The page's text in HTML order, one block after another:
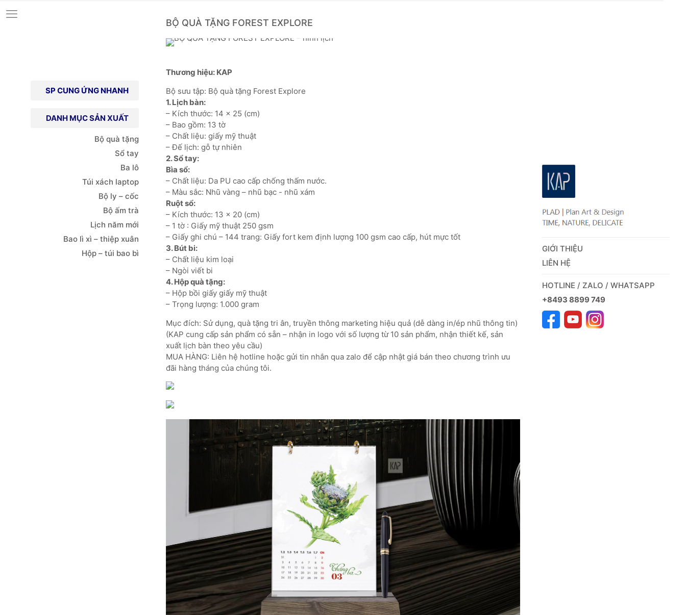
BỘ QUÀ TẶNG FOREST EXPLORE
Thương hiệu: KAP
Bộ sưu tập: Bộ quà tặng Forest Explore
1. Lịch bàn:
– Kích thước: 14 x 25 (cm)
– Bao gồm: 13 tờ
– Chất liệu: giấy mỹ thuật
– Đế lịch: gỗ tự nhiên
2. Sổ tay:
Bìa sổ:
– Chất liệu: Da PU cao cấp chống thấm nước.
– Màu sắc: Nhũ vàng – nhũ bạc - nhũ xám
Ruột sổ:
– Kích thước: 13 x 20 (cm)
– 1 tờ : Giấy mỹ thuật 250 gsm
– Giấy ghi chú – 144 trang: Giấy fort kem định lượng 100 gsm cao cấp, hút mực tốt
3. Bút bi:
– Chất liệu kim loại
– Ngòi viết bi
4. Hộp quà tặng:
– Hộp bồi giấy giấy mỹ thuật
– Trọng lượng: 1.000 gram
Mục đích: Sử dụng, quà tặng tri ân, truyền thông marketing hiệu quả (dễ dàng in/ép nhũ thông tin)
(KAP cung cấp sản phẩm có sẵn – nhận in logo với số lượng từ 10 sản phẩm, nhận thiết kế, sản
xuất lịch bàn theo yêu cầu)
MUA HÀNG: Liên hệ hotline hoặc gửi tin nhắn qua zalo để cập nhật giá bán theo chương trình ưu
đãi hàng tháng của chúng tôi.
SP CUNG ỨNG NHANH
DANH MỤC SẢN XUẤT
Bộ quà tặng
Sổ tay
Ba lô
Túi xách laptop
Bộ ly – cốc
Bộ ấm trà
Lịch năm mới
Bao lì xì – thiệp xuân
Hộp – túi bao bì
GIỚI THIỆU
LIÊN HỆ
HOTLINE / ZALO / WHATSAPP
+8493 8899 749